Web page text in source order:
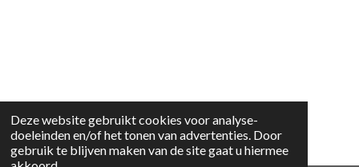
Deze website gebruikt cookies voor analyse-
doeleinden en/of het tonen van advertenties. Door
gebruik te blijven maken van de site gaat u hiermee